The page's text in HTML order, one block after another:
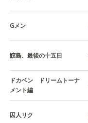
Gメン
鮫島、最後の十五日
ドカベン ドリームトーナ
メント編
囚人リク